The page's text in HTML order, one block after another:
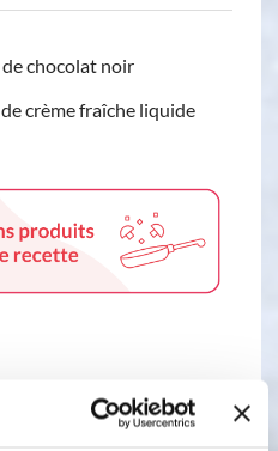
de chocolat noir
de crème fraîche liquide